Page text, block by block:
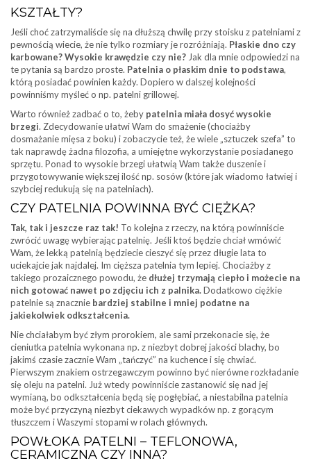
KSZTAŁTY?
Jeśli choć zatrzymaliście się na dłuższą chwilę przy stoisku z patelniami z
pewnością wiecie, że nie tylko rozmiary je rozróżniają. Płaskie dno czy
karbowane? Wysokie krawędzie czy nie? Jak dla mnie odpowiedzi na
te pytania są bardzo proste. Patelnia o płaskim dnie to podstawa,
którą posiadać powinien każdy. Dopiero w dalszej kolejności
powinniśmy myśleć o np. patelni grillowej.
Warto również zadbać o to, żeby patelnia miała dosyć wysokie
brzegi. Zdecydowanie ułatwi Wam do smażenie (chociażby
dosmażanie mięsa z boku) i zobaczycie też, że wiele „sztuczek szefa” to
tak naprawdę żadna filozofia, a umiejętne wykorzystanie posiadanego
sprzętu. Ponad to wysokie brzegi ułatwią Wam także duszenie i
przygotowywanie większej ilość np. sosów (które jak wiadomo łatwiej i
szybciej redukują się na patelniach).
CZY PATELNIA POWINNA BYĆ CIĘŻKA?
Tak, tak i jeszcze raz tak! To kolejna z rzeczy, na którą powinniście
zwrócić uwagę wybierając patelnię. Jeśli ktoś będzie chciał wmówić
Wam, że lekką patelnią będziecie cieszyć się przez długie lata to
uciekajcie jak najdalej. Im cięższa patelnia tym lepiej. Chociażby z
takiego prozaicznego powodu, że dłużej trzymają ciepło i możecie na
nich gotować nawet po zdjęciu ich z palnika.Dodatkowo ciężkie
patelnie są znacznie bardziej stabilne i mniej podatne na
jakiekolwiek odkształcenia.
Nie chciałabym być złym prorokiem, ale sami przekonacie się, że
cieniutka patelnia wykonana np. z niezbyt dobrej jakości blachy, bo
jakimś czasie zacznie Wam „tańczyć” na kuchence i się chwiać.
Pierwszym znakiem ostrzegawczym powinno być nierówne rozkładanie
się oleju na patelni. Już wtedy powinniście zastanowić się nad jej
wymianą, bo odkształcenia będą się pogłębiać, a niestabilna patelnia
może być przyczyną niezbyt ciekawych wypadków np. z gorącym
tłuszczem i Waszymi stopami w rolach głównych.
POWŁOKA PATELNI – TEFLONOWA,
CERAMICZNA CZY INNA?